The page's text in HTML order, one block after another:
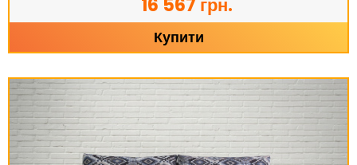
16 567 грн.
Купити